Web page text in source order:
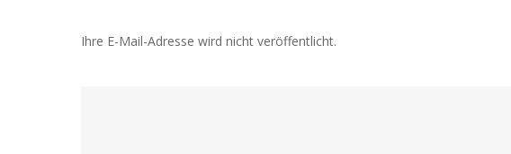
Ihre E-Mail-Adresse wird nicht veröffentlicht.